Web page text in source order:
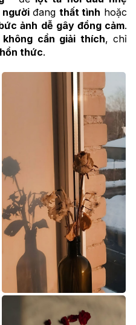
ngườiđang thất tình hoặc
ảnh dễ gây đồng cảm.
không cần giải thích, chỉ
thức.